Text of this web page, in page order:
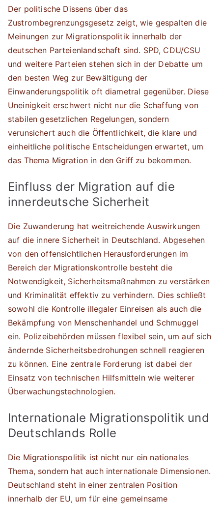
Der politische Dissens über das
Zustrombegrenzungsgesetz zeigt, wie gespalten die
Meinungen zur Migrationspolitik innerhalb der
deutschen Parteienlandschaft sind. SPD, CDU/CSU
und weitere Parteien stehen sich in der Debatte um
den besten Weg zur Bewältigung der
Einwanderungspolitik oft diametral gegenüber. Diese
Uneinigkeit erschwert nicht nur die Schaffung von
stabilen gesetzlichen Regelungen, sondern
verunsichert auch die Öffentlichkeit, die klare und
einheitliche politische Entscheidungen erwartet, um
das Thema Migration in den Griff zu bekommen.
Einfluss der Migration auf die
innerdeutsche Sicherheit
Die Zuwanderung hat weitreichende Auswirkungen
auf die innere Sicherheit in Deutschland. Abgesehen
von den offensichtlichen Herausforderungen im
Bereich der Migrationskontrolle besteht die
Notwendigkeit, Sicherheitsmaßnahmen zu verstärken
und Kriminalität effektiv zu verhindern. Dies schließt
sowohl die Kontrolle illegaler Einreisen als auch die
Bekämpfung von Menschenhandel und Schmuggel
ein. Polizeibehörden müssen flexibel sein, um auf sich
ändernde Sicherheitsbedrohungen schnell reagieren
zu können. Eine zentrale Forderung ist dabei der
Einsatz von technischen Hilfsmitteln wie weiterer
Überwachungstechnologien.
Internationale Migrationspolitik und
Deutschlands Rolle
Die Migrationspolitik ist nicht nur ein nationales
Thema, sondern hat auch internationale Dimensionen.
Deutschland steht in einer zentralen Position
innerhalb der EU, um für eine gemeinsame